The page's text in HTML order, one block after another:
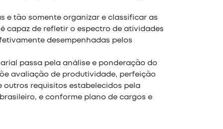
e tão somente organizar e classificar as
capaz de refletir o espectro de atividades
desempenhadas pelos
passa pela análise e ponderação do
avaliação de produtividade, perfeição
outros requisitos estabelecidos pela
e conforme plano de cargos e